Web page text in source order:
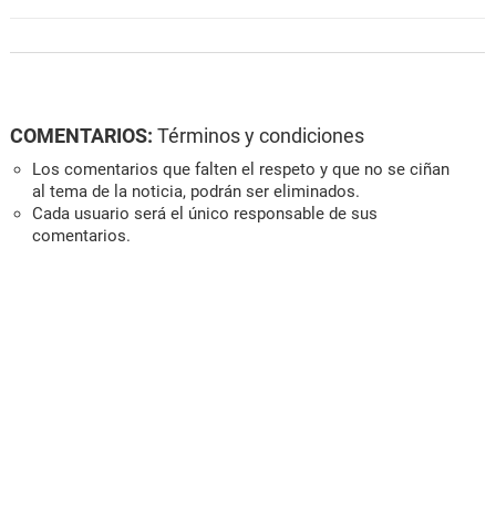
COMENTARIOS: Términos y condiciones
Los comentarios que falten el respeto y que no se ciñan
al tema de la noticia, podrán ser eliminados.
Cada usuario será el único responsable de sus
comentarios.